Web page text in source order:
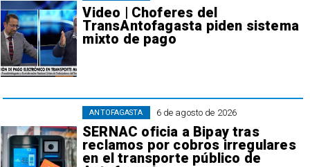
Video | Choferes del
TransAntofagasta piden sistema
mixto de pago
6 de agosto de 2026
SERNAC oficia a Bipay tras
reclamos por cobros irregulares
en el transporte público de
ANTOFAGASTA